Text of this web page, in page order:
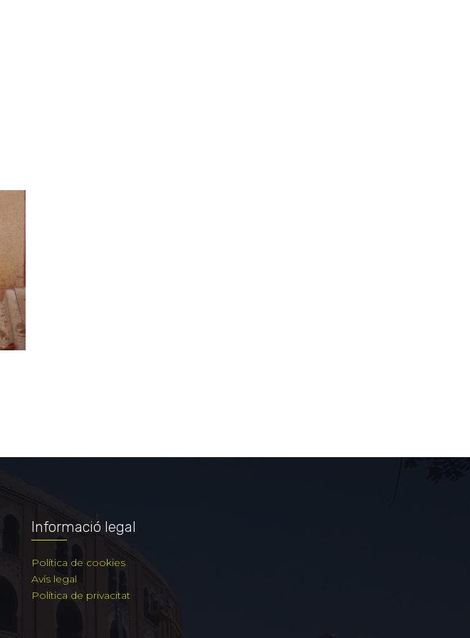
Informació legal
Política de cookies
Avís legal
Política de privacitat